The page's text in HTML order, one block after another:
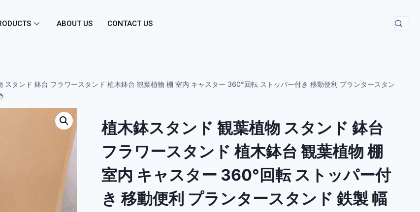
ABOUT US CONTACT US
スタンド 鉢台 フラワースタンド 植木鉢台 観葉植物 棚 室内 キャスター 360°回転 ストッパー付き 移動便利 プランタースタン
植木鉢スタンド 観葉植物 スタンド 鉢台
フラワースタンド 植木鉢台 観葉植物 棚
室内 キャスター 360°回転 ストッパー付
き 移動便利 プランタースタンド 鉄製 幅